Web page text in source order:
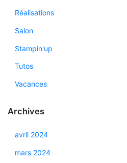
Réalisations
Salon
Stampin'up
Tutos
Vacances
Archives
avril 2024
mars 2024